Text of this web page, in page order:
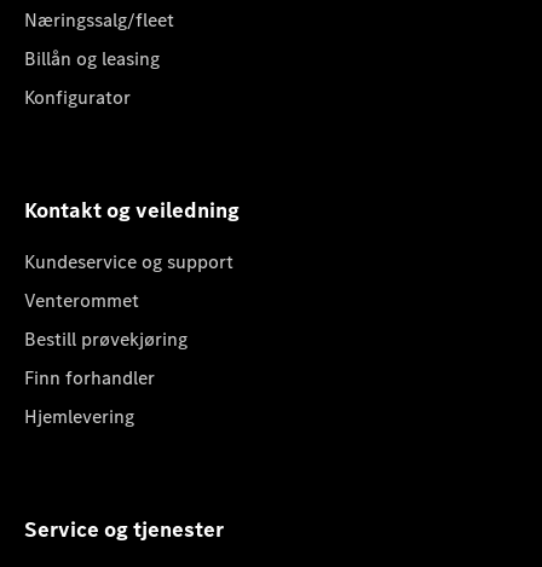
Næringssalg/fleet
Billån og leasing
Konfigurator
Kontakt og veiledning
Kundeservice og support
Venterommet
Bestill prøvekjøring
Finn forhandler
Hjemlevering
Service og tjenester